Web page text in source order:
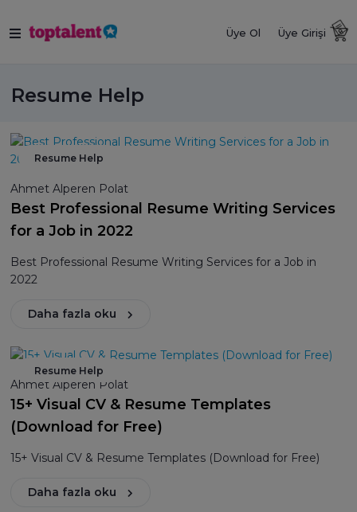
Üye Ol Üye Girişi
Resume Help
Resume Help
Ahmet Alperen Polat
Best Professional Resume Writing Services
for a Job in 2022
Best Professional Resume Writing Services for a Job in
2022
Daha fazla oku
Resume Help
Ahmet Alperen Polat
15+ Visual CV & Resume Templates
(Download for Free)
15+ Visual CV & Resume Templates (Download for Free)
Daha fazla oku